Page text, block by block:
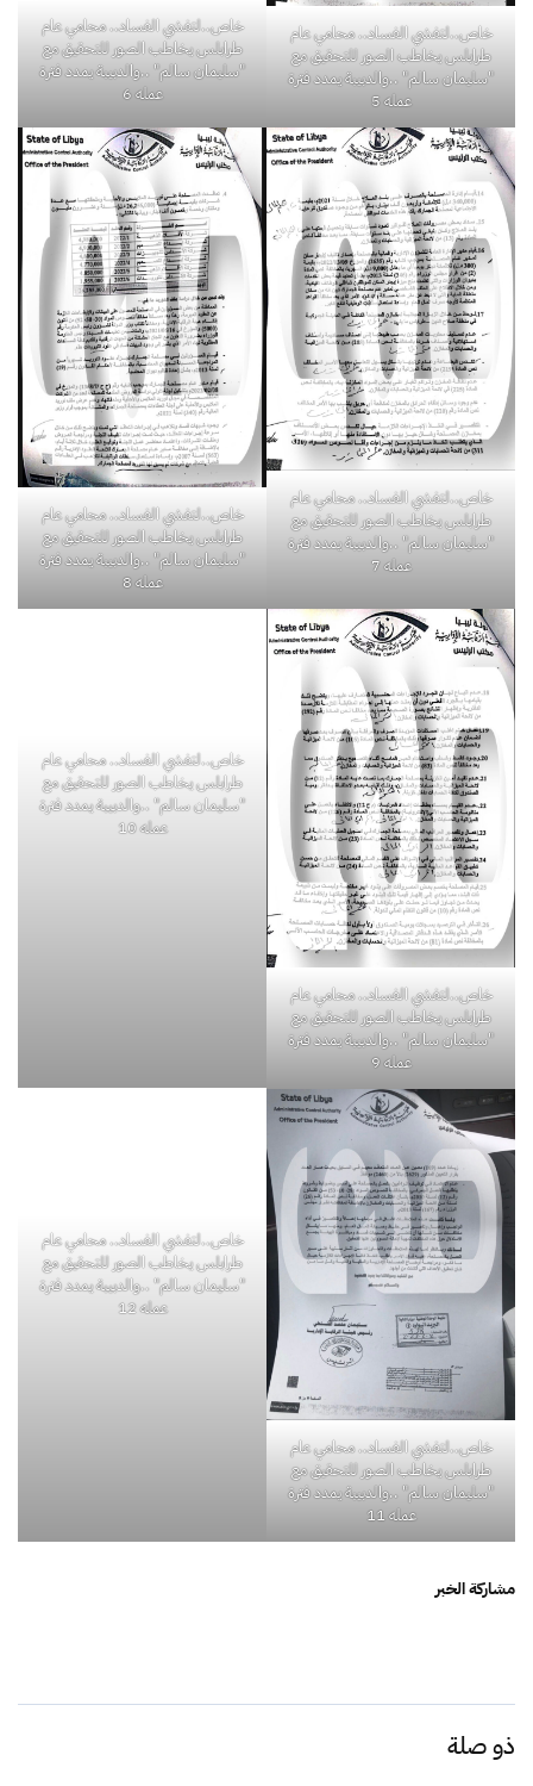
خاص..لتفشي الفساد.. محامي عام
طرابلس يخاطب الصور للتحقيق مع
"سليمان سالم" ..والدبيبة يمدد فترة
عمله 5
خاص..لتفشي الفساد.. محامي عام
طرابلس يخاطب الصور للتحقيق مع
"سليمان سالم" ..والدبيبة يمدد فترة
عمله 6
خاص..لتفشي الفساد.. محامي عام
طرابلس يخاطب الصور للتحقيق مع
"سليمان سالم" ..والدبيبة يمدد فترة
عمله 7
خاص..لتفشي الفساد.. محامي عام
طرابلس يخاطب الصور للتحقيق مع
"سليمان سالم" ..والدبيبة يمدد فترة
عمله 8
خاص..لتفشي الفساد.. محامي عام
طرابلس يخاطب الصور للتحقيق مع
"سليمان سالم" ..والدبيبة يمدد فترة
عمله 9
خاص..لتفشي الفساد.. محامي عام
طرابلس يخاطب الصور للتحقيق مع
"سليمان سالم" ..والدبيبة يمدد فترة
عمله 11
عمله 12